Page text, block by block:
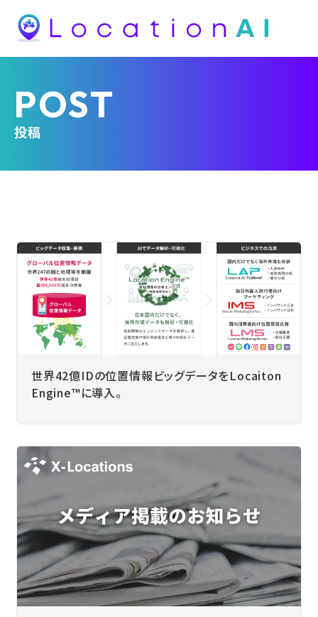
POST
投稿
世界42億IDの位置情報ビッグデータをLocaiton
Engine™に導入。